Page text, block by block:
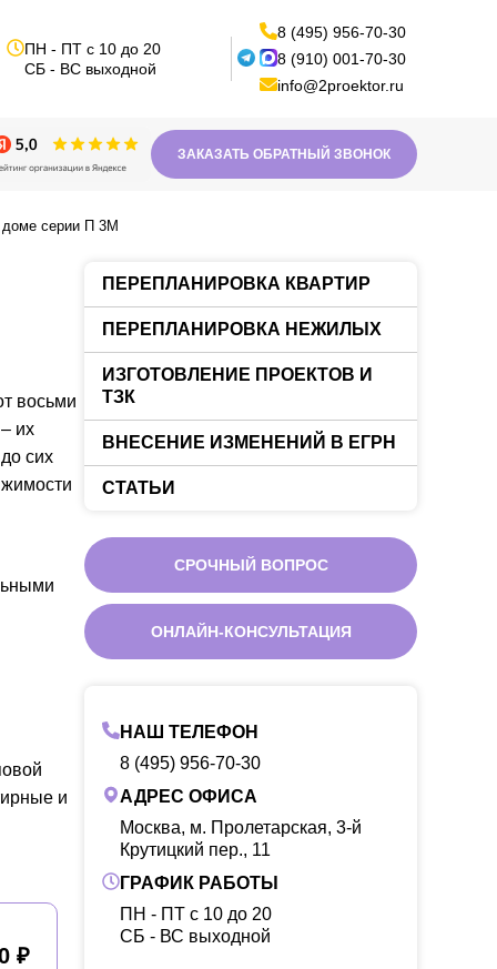
ПН - ПТ с 10 до 20
СБ - ВС выходной
8 (495) 956-70-30
8 (910) 001-70-30
info@2proektor.ru
ЗАКАЗАТЬ ОБРАТНЫЙ ЗВОНОК
доме серии П 3М
восьми
их
сих
и
₽
ПЕРЕПЛАНИРОВКА КВАРТИР
ПЕРЕПЛАНИРОВКА НЕЖИЛЫХ
ИЗГОТОВЛЕНИЕ ПРОЕКТОВ И
ТЗК
ВНЕСЕНИЕ ИЗМЕНЕНИЙ В ЕГРН
СТАТЬИ
СРОЧНЫЙ ВОПРОС
ОНЛАЙН-КОНСУЛЬТАЦИЯ
НАШ ТЕЛЕФОН
8 (495) 956-70-30
АДРЕС ОФИСА
Москва, м. Пролетарская, 3-й
Крутицкий пер., 11
ГРАФИК РАБОТЫ
ПН - ПТ с 10 до 20
CБ - ВС выходной